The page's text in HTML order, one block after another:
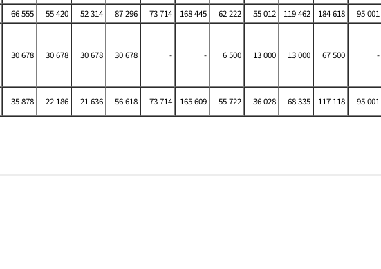
66 555 55 420 52 314 87 296 73 714 168 445 62 222 55 012 119 462 184 618
95 001
30 678 30 678 30 678 30 678 - - 6 500 13 000 13 000 67 500 -
35 878 22 186 21 636 56 618 73 714 165 609 55 722 36 028 68 335 117 118 95 001